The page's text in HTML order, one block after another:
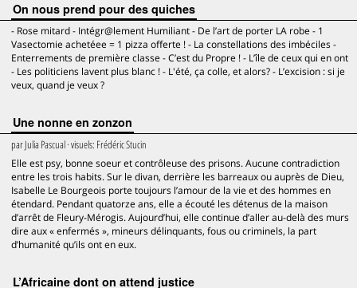
On nous prend pour des quiches
- Rose mitard - Intégr@lement Humiliant - De l’art de porter LA robe - 1
Vasectomie achetéee = 1 pizza offerte ! - La constellations des imbéciles -
Enterrements de première classe - C’est du Propre ! - L’île de ceux qui en ont
- Les politiciens lavent plus blanc ! - L'été, ça colle, et alors? - L’excision : si je
veux, quand je veux ?
Une nonne en zonzon
parJulia Pascual· visuels: Frédéric Stucin
Elle est psy, bonne soeur et contrôleuse des prisons. Aucune contradiction
entre les trois habits. Sur le divan, derrière les barreaux ou auprès de Dieu,
Isabelle Le Bourgeois porte toujours l’amour de la vie et des hommes en
étendard. Pendant quatorze ans, elle a écouté les détenus de la maison
d’arrêt de Fleury-Mérogis. Aujourd’hui, elle continue d’aller au-delà des murs
dire aux « enfermés », mineurs délinquants, fous ou criminels, la part
d’humanité qu’ils ont en eux.
L’Africaine dont on attend justice